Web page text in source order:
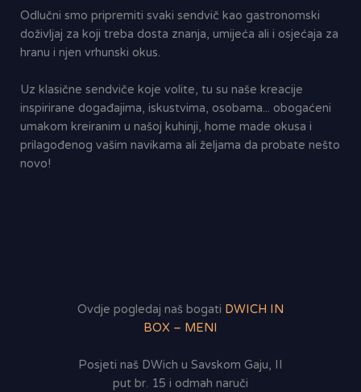
Odlučni smo pripremiti svaki sendvič kao gastronomski
doživljaj za koji treba dosta znanja, umijeća ali i osjećaja za
hranu i njen vrhunski okus.
Uz klasične sendviče koje volite, tu su naše kreacije
inspirirane događajima, iskustvima, osobama... obogaćeni
umakom kreiranim u našoj kuhinji, home made okusa i
prilagođenog vašim navikama ali željama da probate nešto
novo!
Ovdje pogledaj naš bogati DWICH IN
BOX – MENI
Posjeti naš DWich u Savskom Gaju, II
put br. 15 i odmah naruči